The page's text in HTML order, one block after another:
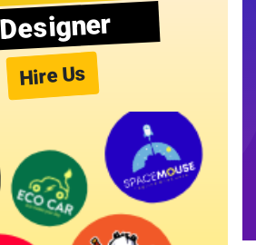
Designer
Hire Us